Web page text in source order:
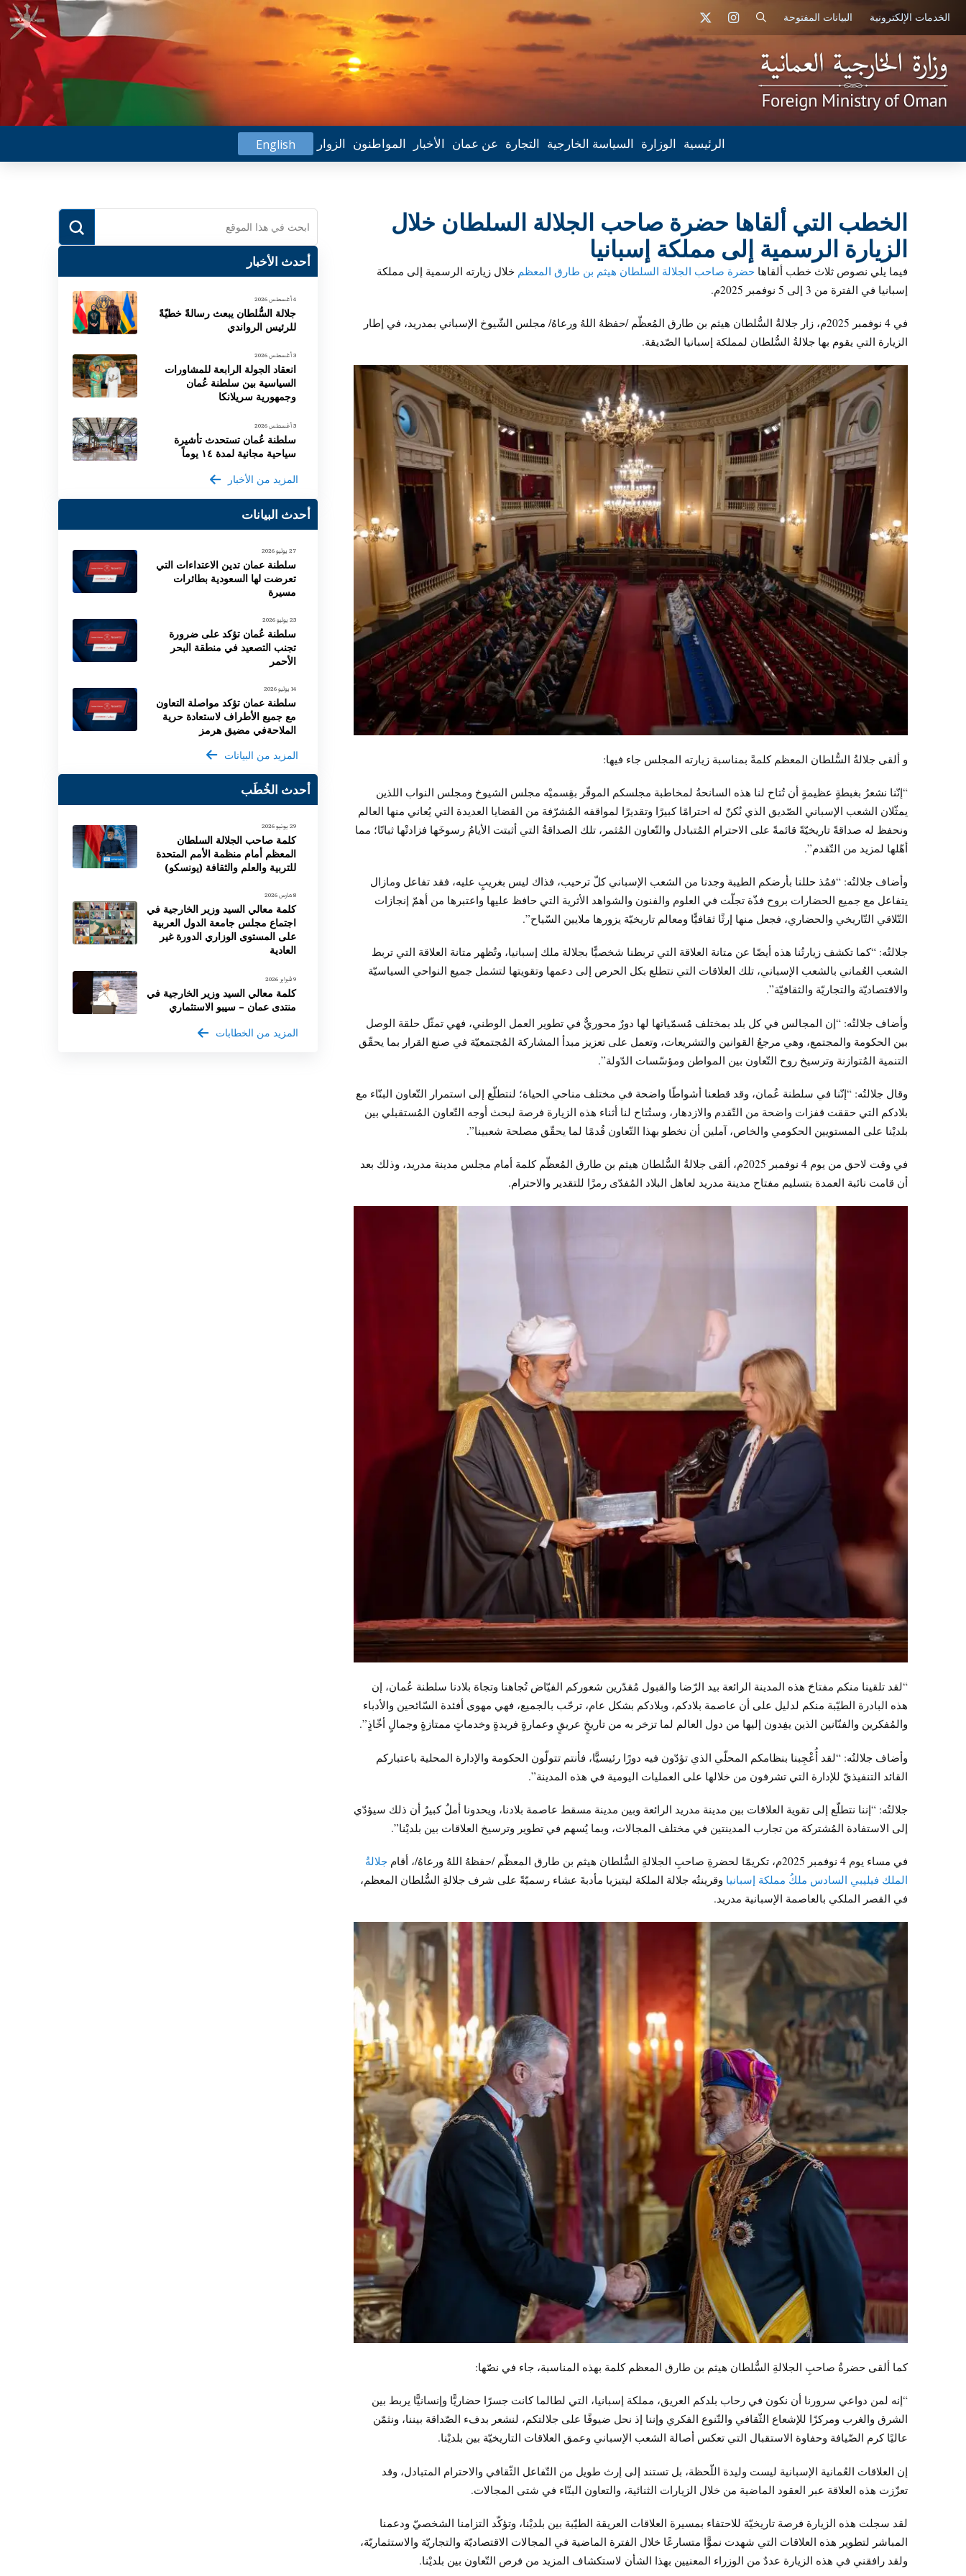
الخدمات الإلكترونية البيانات المفتوحة
English الزوار المواطنون الأخبار عن عمان التجارة السياسة الخارجية الوزارة الرئيسية
الخطب التي ألقاها حضرة صاحب الجلالة السلطان خلال
الزيارة الرسمية إلى مملكة إسبانيا
فيما يلي نصوص ثلاث خطب ألقاها حضرة صاحب الجلالة السلطان هيثم بن طارق المعظم خلال زيارته الرسمية إلى مملكة
إسبانيا في الفترة من 3 إلى 5 نوفمبر 2025م.
في 4 نوفمبر 2025م، زار جلالةُ السُّلطان هيثم بن طارق المُعظّم /حفظهُ اللهُ ورعاهُ/ مجلس الشّيوخ الإسباني بمدريد، في إطار
الزيارة التي يقوم بها جلالةُ السُّلطان لمملكة إسبانيا الصّديقة.
و ألقى جلالةُ السُّلطان المعظم كلمةً بمناسبة زيارته المجلس جاء فيها:
“إنّنا نشعرُ بغبطةٍ عظيمةٍ أن تُتاح لنا هذه السانحةُ لمخاطبة مجلسكم الموقّر بقِسميْه مجلس الشيوخ ومجلس النواب اللذين
يمثّلان الشعب الإسباني الصّديق الذي نُكنّ له احترامًا كبيرًا وتقديرًا لمواقفه المُشرّفة من القضايا العديدة التي يُعاني منها العالم
ونحفظ له صداقةً تاريخيّةً قائمةً على الاحترام المُتبادل والتّعاون المُثمر، تلك الصداقةُ التي أثبتت الأيامُ رسوخَها فزادتْها ثباتًا؛ مما
أهّلها لمزيد من التّقدم”.
وأضاف جلالتُه: “فمُذ حللنا بأرضكم الطيبة وجدنا من الشعب الإسباني كلّ ترحيب، فذاك ليس بغريبٍ عليه، فقد تفاعل ومازال
يتفاعل مع جميع الحضارات بروح فذّة تجلّت في العلوم والفنون والشواهد الأثرية التي حافظ عليها واعتبرها من أهمّ إنجازات
التّلاقي التّاريخي والحضاري، فجعل منها إرثًا ثقافيًّا ومعالم تاريخيّة يزورها ملايين السّياح”.
جلالتُه: “كما تكشف زيارتُنا هذه أيضًا عن متانة العلاقة التي تربطنا شخصيًّا بجلالة ملك إسبانيا، وتُظهر متانة العلاقة التي تربط
الشعب العُماني بالشعب الإسباني، تلك العلاقات التي نتطلع بكل الحرص إلى دعمها وتقويتها لتشمل جميع النواحي السياسيّة
والاقتصاديّة والتجاريّة والثقافيّة”.
وأضاف جلالتُه: “إن المجالس في كل بلد بمختلف مُسمّياتها لها دورٌ محوريٌّ في تطوير العمل الوطني، فهي تمثّل حلقة الوصل
بين الحكومة والمجتمع، وهي مرجعُ القوانين والتشريعات، وتعمل على تعزيز مبدأ المشاركة المُجتمعيّة في صنع القرار بما يحقّق
التنمية المُتوازنة وترسيخ روح التّعاون بين المواطن ومؤسّسات الدّولة”.
وقال جلالتُه: “إنّنا في سلطنة عُمان، وقد قطعنا أشواطًا واضحة في مختلف مناحي الحياة؛ لنتطلّع إلى استمرار التّعاون البنّاء مع
بلادكم التي حققت قفزات واضحة من التّقدم والازدهار، وستُتاح لنا أثناء هذه الزيارة فرصة لبحث أوجه التّعاون المُستقبلي بين
بلديْنا على المستويين الحكومي والخاص، آملين أن نخطو بهذا التّعاون قُدمًا لما يحقّق مصلحة شعبينا”.
في وقت لاحق من يوم 4 نوفمبر 2025م، ألقى جلالةُ السُّلطان هيثم بن طارق المُعظّم كلمة أمام مجلس مدينة مدريد، وذلك بعد
أن قامت نائبة العمدة بتسليم مفتاح مدينة مدريد لعاهل البلاد المُفدّى رمزًا للتقدير والاحترام.
“لقد تلقينا منكم مفتاحَ هذه المدينة الرائعة بيد الرّضا والقبول مُقدّرين شعوركم الفيّاض تُجاهنا وتجاهَ بلادنا سلطنة عُمان، إن
هذه البادرة الطيّبة منكم لدليل على أن عاصمة بلادكم، وبلادكم بشكل عام، ترحّب بالجميع، فهي مهوى أفئدة السّائحين والأدباء
والمُفكرين والفنّانين الذين يفِدون إليها من دول العالم لما تزخر به من تاريخٍ عريقٍ وعمارةٍ فريدةٍ وخدماتٍ ممتازةٍ وجمالٍ أخّاذٍ”.
وأضاف جلالتُه: “لقد أُعْجِبنا بنظامكم المحلّي الذي تؤدّون فيه دورًا رئيسيًّا، فأنتم تتولّون الحكومة والإدارة المحلية باعتباركم
القائد التنفيذيّ للإدارة التي تشرفون من خلالها على العمليات اليومية في هذه المدينة”.
جلالتُه: “إننا نتطلّع إلى تقوية العلاقات بين مدينة مدريد الرائعة وبين مدينة مسقط عاصمة بلادنا، ويحدونا أملٌ كبيرٌ أن ذلك سيؤدّي
إلى الاستفادة المُشتركة من تجارب المدينتين في مختلف المجالات، وبما يُسهم في تطوير وترسيخ العلاقات بين بلديْنا”.
في مساء يوم 4 نوفمبر 2025م، تكريمًا لحضرةِ صاحبِ الجلالةِ السُّلطان هيثم بن طارق المعظّم /حفظهُ اللهُ ورعاهُ/، أقام
جلالةُ
الملك فيليبي السادس ملكُ مملكة إسبانيا وقرينتُه جلالة الملكة ليتيزيا مأدبةَ عشاء رسميّةً على شرف جلالةِ السُّلطان المعظم،
في القصر الملكي بالعاصمة الإسبانية مدريد.
كما ألقى حضرةُ صاحبِ الجلالةِ السُّلطان هيثم بن طارق المعظم كلمة بهذه المناسبة، جاء في نصّها:
“إنه لمن دواعي سرورنا أن نكون في رحاب بلدكم العريق، مملكة إسبانيا، التي لطالما كانت جسرًا حضاريًّا وإنسانيًّا يربط بين
الشرق والغرب ومركزًا للإشعاع الثّقافي والتّنوع الفكري وإننا إذ نحل ضيوفًا على جلالتكم، لنشعر بدفء الصّداقة بيننا، ونثمّن
عاليًا كرم الضّيافة وحفاوة الاستقبال التي تعكس أصالة الشعب الإسباني وعمق العلاقات التاريخيّة بين بلديْنا.
إن العلاقات العُمانية الإسبانية ليست وليدة اللّحظة، بل تستند إلى إرث طويل من التّفاعل الثّقافي والاحترام المتبادل، وقد
تعزّزت هذه العلاقة عبر العقود الماضية من خلال الزيارات الثنائية، والتعاون البنّاء في شتى المجالات.
لقد سجلت هذه الزيارة فرصة تاريخيّة للاحتفاء بمسيرة العلاقات العريقة الطيّبة بين بلديْنا، وتؤكّد التزامنا الشخصيّ ودعمنا
المباشر لتطوير هذه العلاقات التي شهدت نموًّا متسارعًا خلال الفترة الماضية في المجالات الاقتصاديّة والتجاريّة والاستثماريّة،
ولقد رافقني في هذه الزيارة عددٌ من الوزراء المعنيين بهذا الشأن لاستكشاف المزيد من فرص التّعاون بين بلديْنا.
Search
Submit
أحدث الأخبار
4 أغسطس 2026
جلالة السُّلطان يبعث رسالةً خطيّةً
للرئيس الرواندي
3 أغسطس 2026
انعقاد الجولة الرابعة للمشاورات
السياسية بين سلطنة عُمان
وجمهورية سريلانكا
3 أغسطس 2026
سلطنة عُمان تستحدث تأشيرة
سياحية مجانية لمدة ١٤ يوماً
المزيد من الأخبار
أحدث البيانات
27 يوليو 2026
سلطنة عمان تدين الاعتداءات التي
تعرضت لها السعودية بطائرات
مسيرة
23 يوليو 2026
سلطنة عُمان تؤكد على ضرورة
تجنب التصعيد في منطقة البحر
الأحمر
14 يوليو 2026
سلطنة عمان تؤكد مواصلة التعاون
مع جميع الأطراف لاستعادة حرية
الملاحةفي مضيق هرمز
المزيد من البيانات
أحدث الخُطَب
29 يونيو 2026
كلمة صاحب الجلالة السلطان
المعظم أمام منظمة الأمم المتحدة
للتربية والعلم والثقافة (يونسكو)
8 مارس 2026
كلمة معالي السيد وزير الخارجية في
اجتماع مجلس جامعة الدول العربية
على المستوى الوزاري الدورة غير
العادية
9 فبراير 2026
كلمة معالي السيد وزير الخارجية في
منتدى عمان – سيبو الاستثماري
المزيد من الخطابات